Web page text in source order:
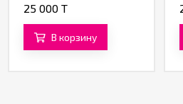
25 000 T
В корзину